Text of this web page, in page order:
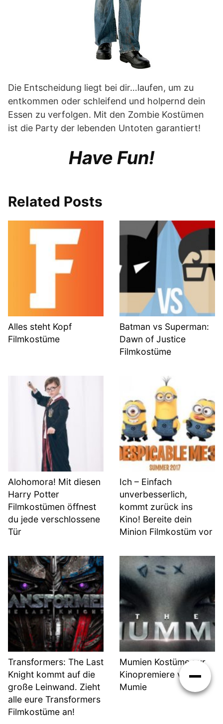
Die Entscheidung liegt bei dir…laufen, um zu
entkommen oder schleifend und holpernd dein
Essen zu verfolgen. Mit den Zombie Kostümen
ist die Party der lebenden Untoten garantiert!
Have Fun!
Related Posts
Alles steht Kopf
Filmkostüme
Batman vs Superman:
Dawn of Justice
Filmkostüme
Alohomora! Mit diesen
Harry Potter
Filmkostümen öffnest
du jede verschlossene
Tür
Ich – Einfach
unverbesserlich,
kommt zurück ins
Kino! Bereite dein
Minion Filmkostüm vor
Transformers: The Last
Knight kommt auf die
große Leinwand. Zieht
alle eure Transformers
Filmkostüme an!
Mumien Kostüme zur
Kinopremiere von Die
Mumie